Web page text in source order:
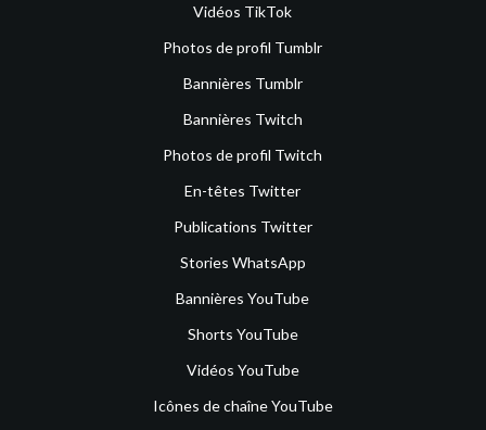
Vidéos TikTok
Photos de profil Tumblr
Bannières Tumblr
Bannières Twitch
Photos de profil Twitch
En-têtes Twitter
Publications Twitter
Stories WhatsApp
Bannières YouTube
Shorts YouTube
Vidéos YouTube
Icônes de chaîne YouTube